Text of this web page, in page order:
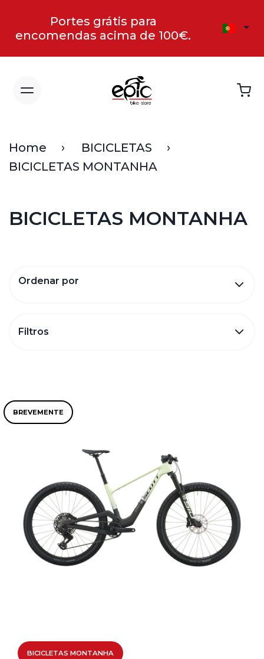
Portes grátis para
encomendas acima de 100€.
Home
BICICLETAS
BICICLETAS MONTANHA
BICICLETAS MONTANHA
Filtros
Ordenar por
BREVEMENTE
BICICLETAS MONTANHA